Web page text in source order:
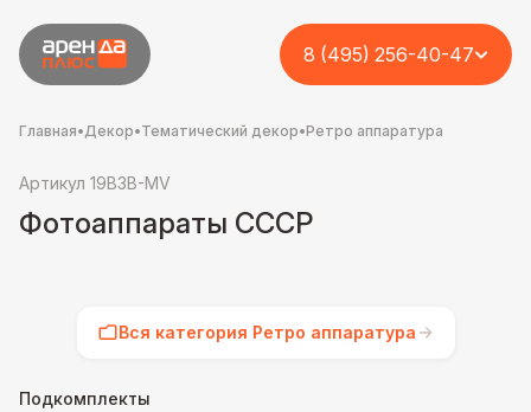
8 (495) 256-40-47
Главная•Декор•Тематический декор•Ретро аппаратура
Артикул 19B3B-MV
Фотоаппараты СССР
Вся категория Ретро аппаратура
Подкомплекты